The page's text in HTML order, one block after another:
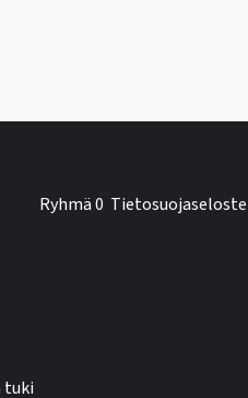
tuki
Ryhmä 0 Tietosuojaseloste